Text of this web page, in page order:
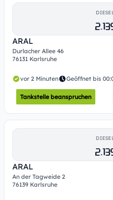
ARAL
Durlacher Allee 46
76131 Karlsruhe
vor 2 Minuten Geöffnet bis
Tankstelle beanspruchen
ARAL
An der Tagweide 2
76139 Karlsruhe